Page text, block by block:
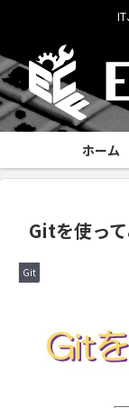
ホーム
Gitを使って
Git